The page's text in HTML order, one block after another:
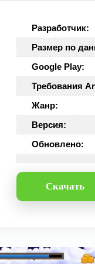
Разработчик:
Размер по
Google Play:
Требования
Жанр:
Версия:
Обновлено:
Скачать